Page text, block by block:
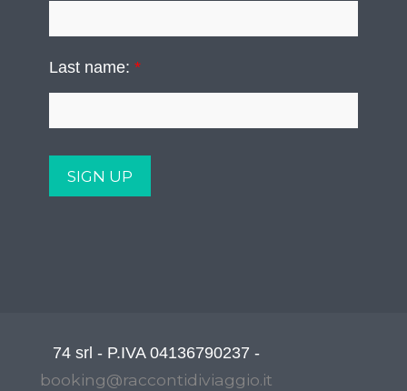
Last name:*
74 srl - P.IVA 04136790237 -
booking@raccontidiviaggio.it